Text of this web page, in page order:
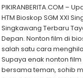
PIKIRANBERITA.COM –
HTM Bioskop SGM XXI
Singkawang Terbaru
Depan. Nonton film di
salah satu cara
Supaya enak nonton
bersama teman, sohib